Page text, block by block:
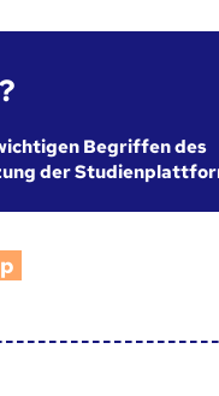
Begriffen des
der